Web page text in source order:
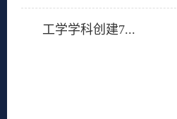
工学学科创建7...